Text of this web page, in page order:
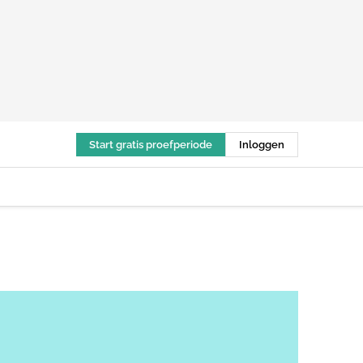
Start gratis proefperiode Inloggen